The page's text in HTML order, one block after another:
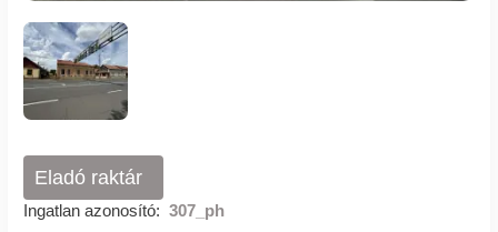
Eladó raktár
Ingatlan azonosító: 307_ph